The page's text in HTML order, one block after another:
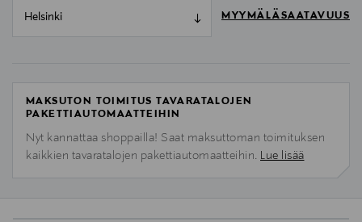
Helsinki MYYMÄLÄSAATAVUUS
MAKSUTON TOIMITUS TAVARATALOJEN
PAKETTIAUTOMAATTEIHIN
Nyt kannattaa shoppailla! Saat maksuttoman toimituksen
kaikkien tavaratalojen pakettiautomaatteihin. Lue lisää